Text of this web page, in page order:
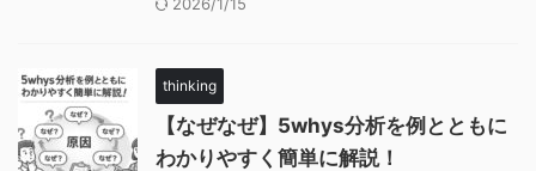
thinking
【なぜなぜ】5whys分析を例とともに
わかりやすく簡単に解説！